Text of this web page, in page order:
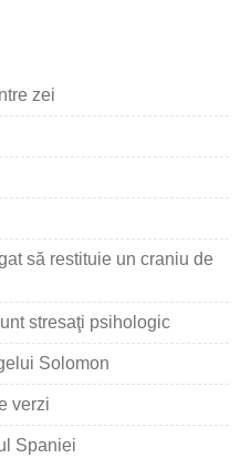
zei
să restituie un craniu de
stresaţi psihologic
Solomon
verzi
Spaniei